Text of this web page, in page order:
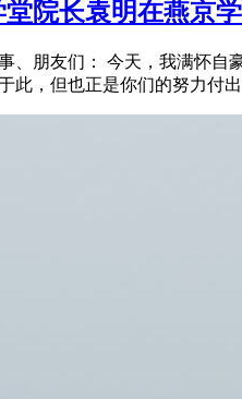
院长袁明在燕京
、朋友们： 今天，我满怀自
此，但也正是你们的努力付